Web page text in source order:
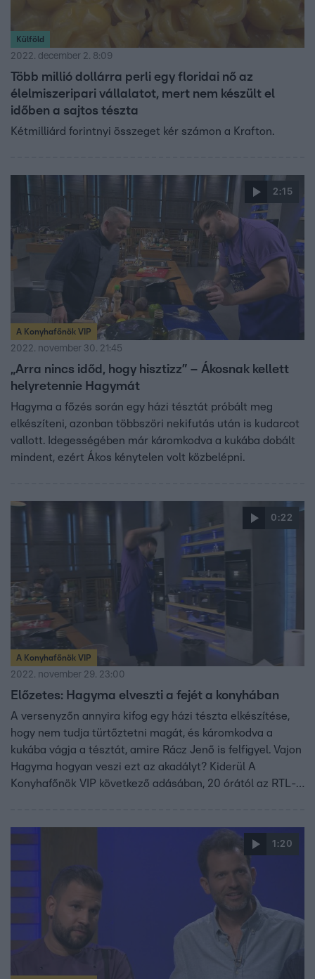
Külföld
2022. december 2. 8:09
Több millió dollárra perli egy floridai nő az
élelmiszeripari vállalatot, mert nem készült el
időben a sajtos tészta
Kétmilliárd forintnyi összeget kér számon a Krafton.
2:15
A Konyhafőnök VIP
2022. november 30. 21:45
„Arra nincs időd, hogy hisztizz” – Ákosnak kellett
helyretennie Hagymát
Hagyma a főzés során egy házi tésztát próbált meg
elkészíteni, azonban többszöri nekifutás után is kudarcot
vallott. Idegességében már káromkodva a kukába dobált
mindent, ezért Ákos kénytelen volt közbelépni.
0:22
A Konyhafőnök VIP
2022. november 29. 23:00
Előzetes: Hagyma elveszti a fejét a konyhában
A versenyzőn annyira kifog egy házi tészta elkészítése,
hogy nem tudja türtőztetni magát, és káromkodva a
kukába vágja a tésztát, amire Rácz Jenő is felfigyel. Vajon
Hagyma hogyan veszi ezt az akadályt? Kiderül A
Konyhafőnök VIP következő adásában, 20 órától az RTL-
1:20